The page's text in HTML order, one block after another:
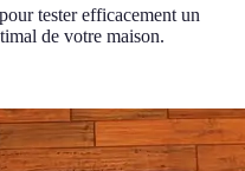
tester efficacement un
de votre maison.